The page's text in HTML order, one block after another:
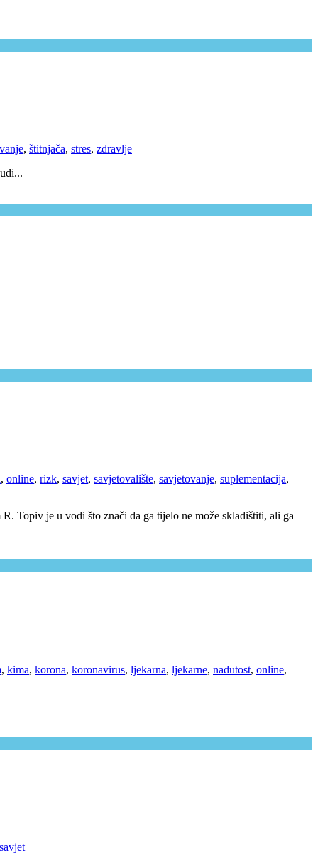
, štitnjača, stres, zdravlje
, online, rizk, savjet, savjetovalište, savjetovanje, suplementacija,
Topiv je u vodi što znači da ga tijelo ne može skladištiti, ali ga
, kima, korona, koronavirus, ljekarna, ljekarne, nadutost, online,
savjet